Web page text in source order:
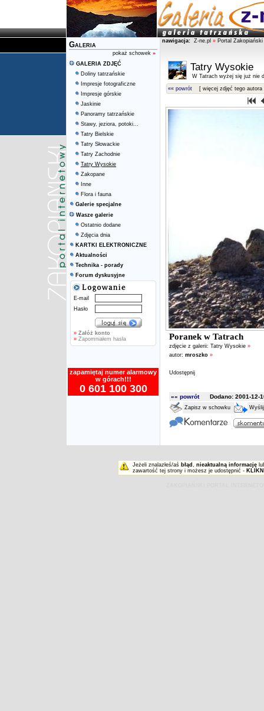
Galeria
pokaż schowek »
GALERIA ZDJĘĆ
Doliny tatrzańskie
Impresje fotograficzne
Impresje górskie
Jaskinie
Panoramy tatrzańskie
Stawy, jeziora, potoki...
Tatry Bielskie
Tatry Słowackie
Tatry Zachodnie
Tatry Wysokie
Zakopane
Inne
Flora i fauna
Galerie specjalne
Wasze galerie
Ostatnio dodane
Zdjęcia dnia
KARTKI ELEKTRONICZNE
Aktualności
Technika - porady
Forum dyskusyjne
E-mail
Hasło
» Załóż konto
» Zapomniałem hasła
zapamiętaj numer alarmowy
w górach!!!
0 601 100 300
nawigacja: Z-ne.pl » Portal Zakopiański
Tatry Wysokie
W Tatrach wyżej się już nie
«« powrót [ więcej zdjęć tego autora
Poranek w Tatrach
zdjęcie z galerii: Tatry Wysokie »
autor: mroszko »
Udostępnij
«« powrótDodano: 2001-12-
Zapisz w schowku
Jeżeli znalazłeś/aś błąd , nieaktualną informację
zawartość tej strony i możesz je udostępnić -